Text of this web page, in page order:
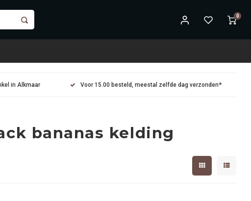
0
in Alkmaar Voor 15.00 besteld, meestal zelfde dag verzonden*
bananas kelding